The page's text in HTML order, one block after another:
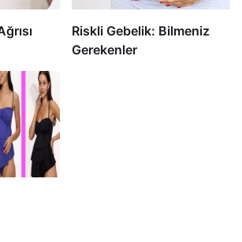
Riskli Gebelik: Bilmeniz
Gerekenler